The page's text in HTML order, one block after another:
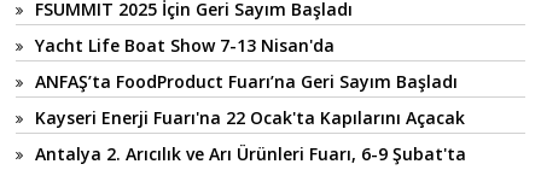
FSUMMIT 2025 İçin Geri Sayım Başladı
Yacht Life Boat Show 7-13 Nisan'da
ANFAŞ’ta FoodProduct Fuarı’na Geri Sayım Başladı
Kayseri Enerji Fuarı'na 22 Ocak'ta Kapılarını Açacak
Antalya 2. Arıcılık ve Arı Ürünleri Fuarı, 6-9 Şubat'ta